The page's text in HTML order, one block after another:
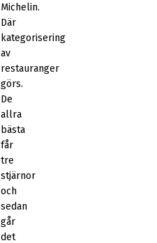
Michelin.
Där
kategorisering
av
restauranger
görs.
De
allra
bästa
får
tre
stjärnor
och
sedan
går
det